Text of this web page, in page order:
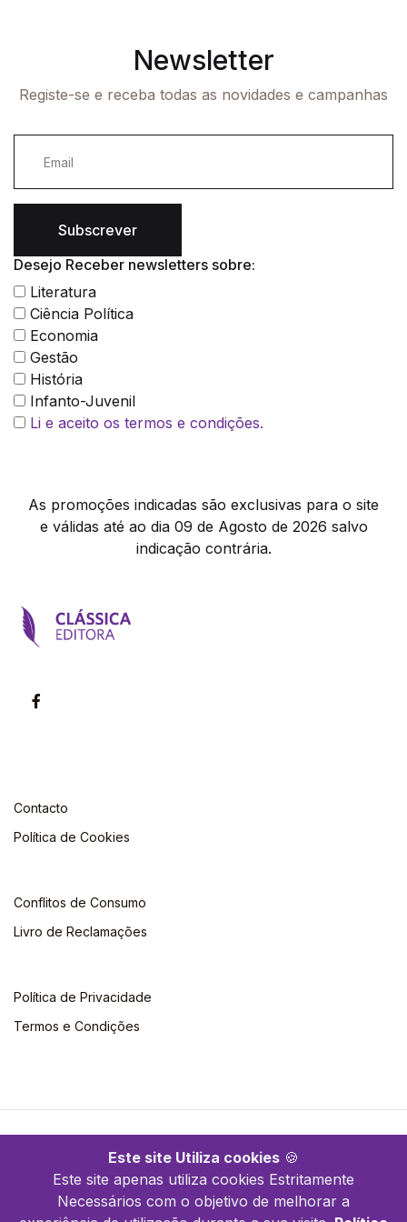
Este site Utiliza cookies 🍪
Este site apenas utiliza cookies Estritamente
Necessários com o objetivo de melhorar a
Newsletter
Registe-se e receba todas as novidades e campanhas
Subscrever
Desejo Receber newsletters sobre:
Literatura
Ciência Política
Economia
Gestão
História
Infanto-Juvenil
Li e aceito os termos e condições.
As promoções indicadas são exclusivas para o site
e válidas até ao dia 09 de Agosto de 2026 salvo
indicação contrária.
Contacto
Política de Cookies
Conflitos de Consumo
Livro de Reclamações
Política de Privacidade
Termos e Condições
©2026 Clássica Editora. Todos os direitos reservados